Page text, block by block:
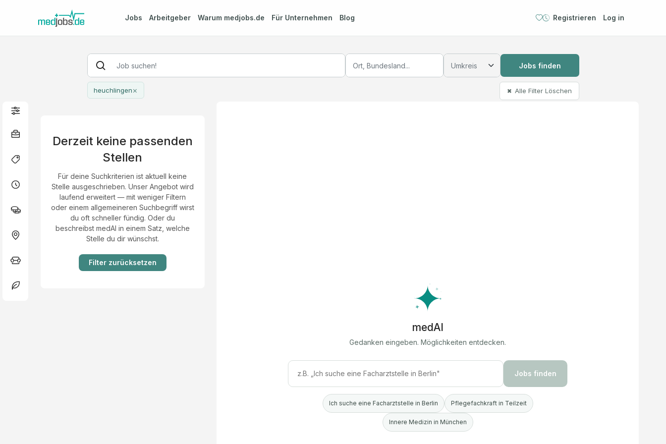
Jobs Arbeitgeber Warum medjobs.de Für Unternehmen Blog Registrieren Log in
Jobs finden
heuchlingen× ✖ Alle Filter Löschen
Derzeit keine passenden
Stellen
Für deine Suchkriterien ist aktuell keine
Stelle ausgeschrieben. Unser Angebot wird
laufend erweitert — mit weniger Filtern
oder einem allgemeineren Suchbegriff wirst
du oft schneller fündig. Oder du
beschreibst medAI in einem Satz, welche
Stelle du dir wünschst.
Filter zurücksetzen
medAI
Gedanken eingeben. Möglichkeiten entdecken.
Jobs finden
Ich suche eine Facharztstelle in Berlin Pflegefachkraft in Teilzeit
Innere Medizin in München